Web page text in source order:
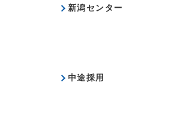
新潟センター
中途採用